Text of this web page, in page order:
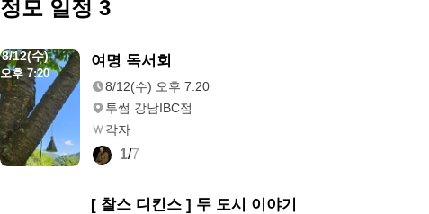
정모 일정 3
8/12(수)
오후 7:20
여명 독서회
8/12(수) 오후 7:20
투썸 강남IBC점
각자
1/7
[ 찰스 디킨스 ] 두 도시 이야기